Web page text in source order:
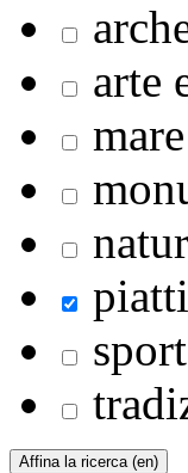
arte
mare